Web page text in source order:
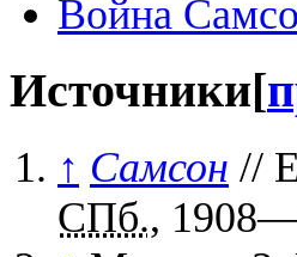
Война
Источники[
↑ Самсон //
СПб.,